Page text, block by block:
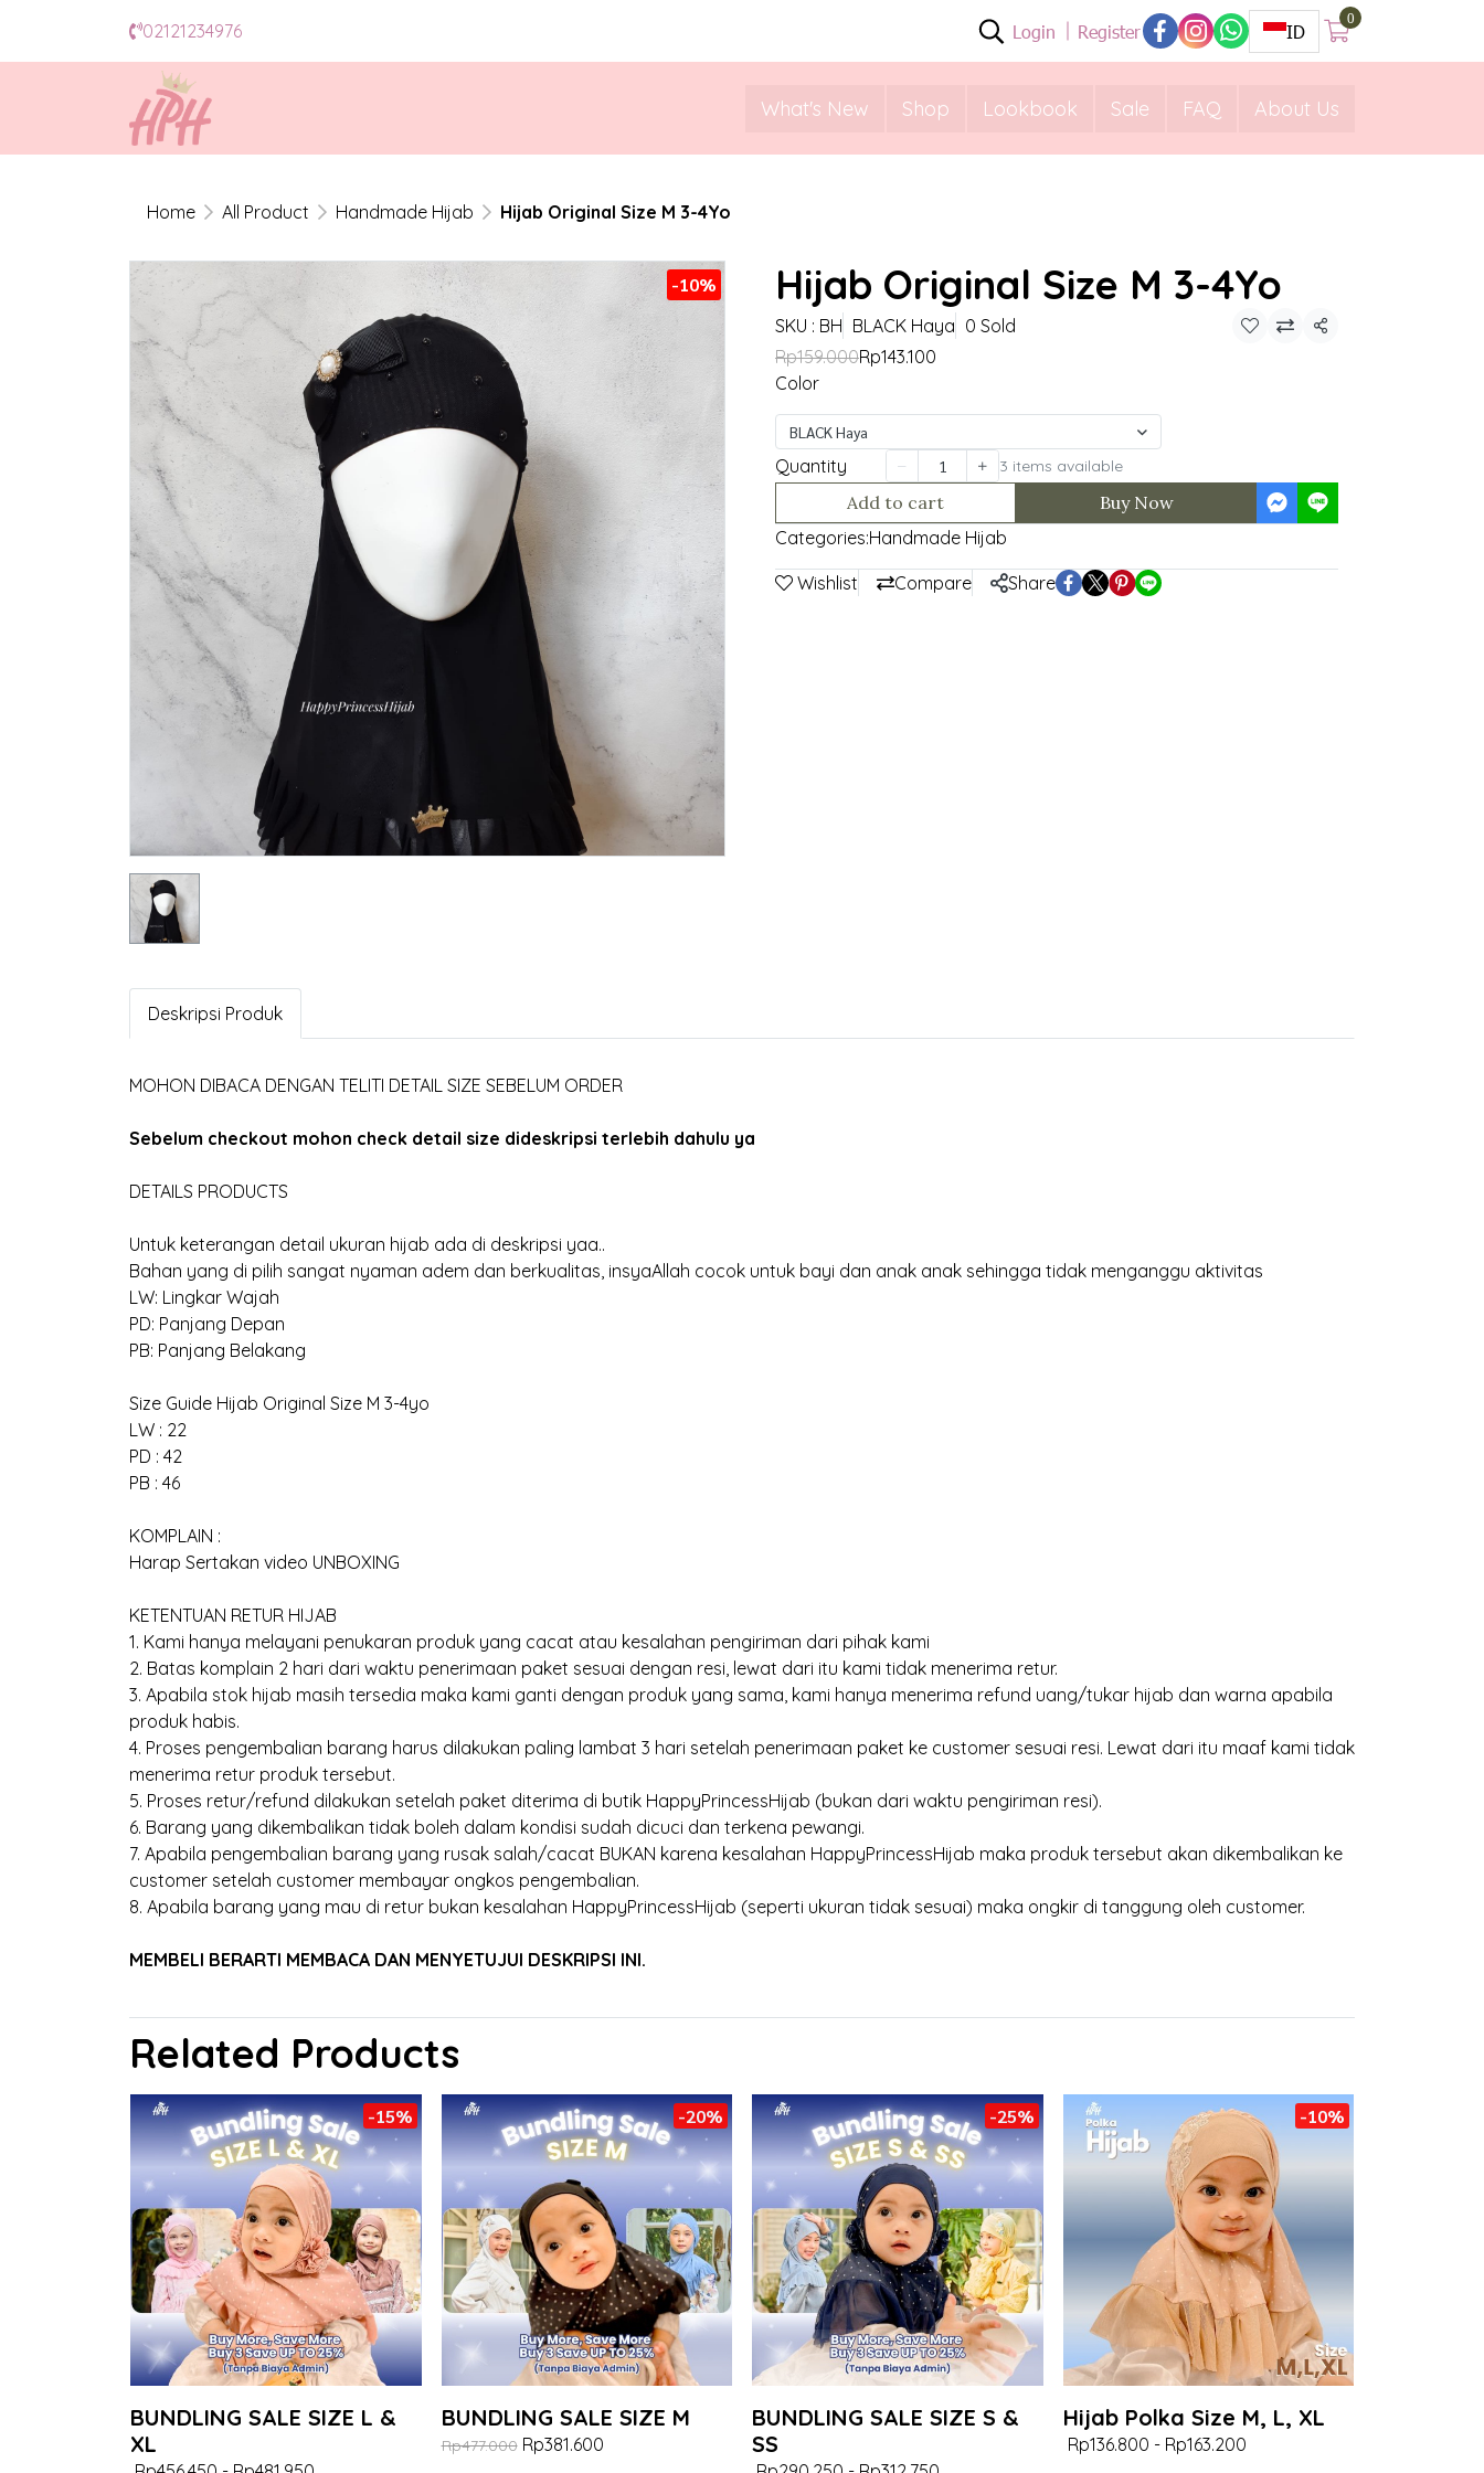
02121234976 Login Register ID
0
What's New Shop Lookbook Sale FAQ About Us
Home All Product Handmade Hijab Hijab Original Size M 3-4Yo
-10% Hijab Original Size M 3-4Yo
SKU : BH BLACK Haya 0 Sold
Share
Rp159.000Rp143.100
Color
BLACK Haya
Quantity 3 items available
Add to cart
Buy Now
Categories:Handmade Hijab
Wishlist Compare Share
Deskripsi Produk
MOHON DIBACA DENGAN TELITI DETAIL SIZE SEBELUM ORDER
Sebelum checkout mohon check detail size dideskripsi terlebih dahulu ya
DETAILS PRODUCTS
Untuk keterangan detail ukuran hijab ada di deskripsi yaa..
Bahan yang di pilih sangat nyaman adem dan berkualitas, insyaAllah cocok untuk bayi dan anak anak sehingga tidak menganggu aktivitas
LW: Lingkar Wajah
PD: Panjang Depan
PB: Panjang Belakang
Size Guide Hijab Original Size M 3-4yo
LW : 22
PD : 42
PB : 46
KOMPLAIN :
Harap Sertakan video UNBOXING
KETENTUAN RETUR HIJAB
1. Kami hanya melayani penukaran produk yang cacat atau kesalahan pengiriman dari pihak kami
2. Batas komplain 2 hari dari waktu penerimaan paket sesuai dengan resi, lewat dari itu kami tidak menerima retur.
3. Apabila stok hijab masih tersedia maka kami ganti dengan produk yang sama, kami hanya menerima refund uang/tukar hijab dan warna apabila
produk habis.
4. Proses pengembalian barang harus dilakukan paling lambat 3 hari setelah penerimaan paket ke customer sesuai resi. Lewat dari itu maaf kami tidak
menerima retur produk tersebut.
5. Proses retur/refund dilakukan setelah paket diterima di butik HappyPrincessHijab (bukan dari waktu pengiriman resi).
6. Barang yang dikembalikan tidak boleh dalam kondisi sudah dicuci dan terkena pewangi.
7. Apabila pengembalian barang yang rusak salah/cacat BUKAN karena kesalahan HappyPrincessHijab maka produk tersebut akan dikembalikan ke
customer setelah customer membayar ongkos pengembalian.
8. Apabila barang yang mau di retur bukan kesalahan HappyPrincessHijab (seperti ukuran tidak sesuai) maka ongkir di tanggung oleh customer.
MEMBELI BERARTI MEMBACA DAN MENYETUJUI DESKRIPSI INI.
Related Products
-15%
BUNDLING SALE SIZE L &
XL
-20%
BUNDLING SALE SIZE M
Rp477.000 Rp381.600
-25%
BUNDLING SALE SIZE S &
SS
-10%
Hijab Polka Size M, L, XL
Rp136.800 - Rp163.200